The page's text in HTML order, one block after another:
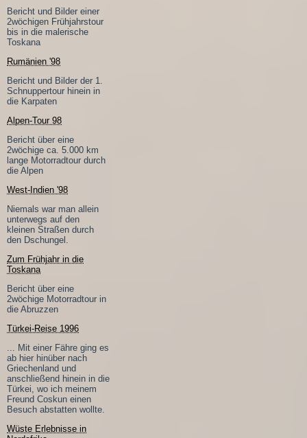
Bericht und Bilder einer
2wöchigen Frühjahrstour
bis in die malerische
Toskana
Rumänien '98
Bericht und Bilder der 1.
Schnuppertour hinein in
die Karpaten
Alpen-Tour 98
Bericht über eine
2wöchige ca. 5.000 km
lange Motorradtour durch
die Alpen
West-Indien '98
Niemals war man allein
unterwegs auf den
kleinen Straßen durch
den Dschungel.
Zum Frühjahr in die
Toskana
Bericht über eine
2wöchige Motorradtour in
die Abruzzen
Türkei-Reise 1996
... Mit einer Fähre ging es
ab hier hinüber nach
Griechenland und
anschließend hinein in die
Türkei, wo ich meinem
Freund Coskun einen
Besuch abstatten wollte.
Wüste Erlebnisse in